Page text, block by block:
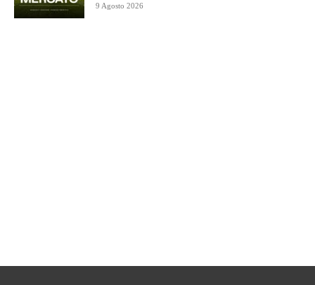
9 Agosto 2026